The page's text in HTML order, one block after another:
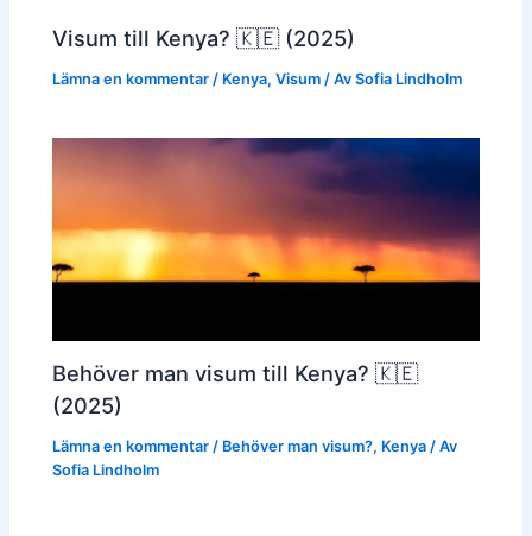
Visum till Kenya? 🇰🇪 (2025)
Lämna en kommentar / Kenya,Visum / Av Sofia Lindholm
Behöver man visum till Kenya? 🇰🇪
(2025)
Lämna en kommentar / Behöver man visum?, Kenya / Av
Sofia Lindholm